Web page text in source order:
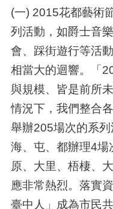
(一) 2015花都藝術
列活動，如爵士音
會、踩街遊行等活
相當大的迴響。「
與規模、皆是前所
情況下，我們整合
舉辦205場次的系列
海、屯、都辦理4場
原、大里、梧棲、
應非常熱烈。落實
臺中人」成為市民